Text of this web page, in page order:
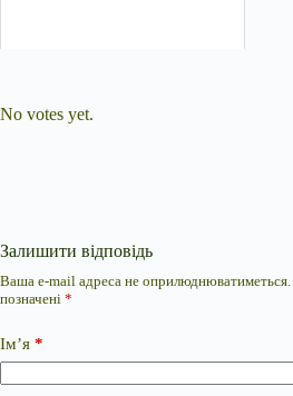
No votes yet.
Залишити відповідь
Ваша e-mail адреса не оприлюднюватиметься.
позначені *
Ім’я *